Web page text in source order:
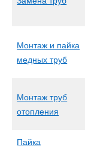
Монтаж и пайка
медных труб
Монтаж труб
отопления
Пайка